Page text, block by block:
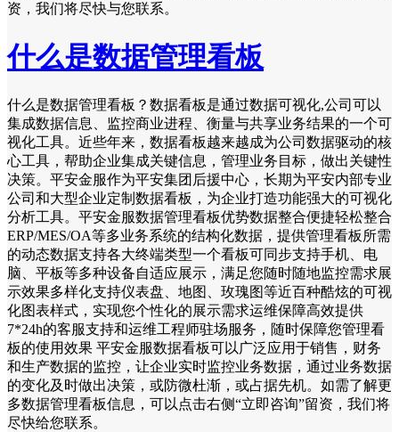
资，我们将尽快与您联系。
什么是数据管理看板
什么是数据管理看板？数据看板是通过数据可视化,公司可以
集成数据信息、监控商业进程、衡量与共享业务结果的一个可
视化工具。近些年来，数据看板越来越成为公司数据驱动的核
心工具，帮助企业集成关键信息，管理业务目标，做出关键性
决策。平安金服作为平安集团后援中心，长期为平安内部专业
公司和大型企业定制数据看板，为企业打造功能强大的可视化
分析工具。平安金服数据管理看板优势数据整合便捷轻松整合
ERP/MES/OA等多业务系统的结构化数据，提供管理看板所需
的动态数据支持各大终端类型一个看板可同步支持手机、电
脑、平板等多种设备自适应展示，满足您随时随地监控需求展
示效果多样化支持仪表盘、地图、玫瑰图等近百种酷炫的可视
化图表样式，实现您个性化的展示需求运维保障高效提供
7*24h的客服支持和运维工程师驻场服务，随时保障您管理看
板的使用效果 平安金服数据看板可以广泛应用于销售，财务
和生产数据的监控，让企业实时监控业务数据，通过业务数据
的变化及时做出决策，或防微杜渐，或占据先机。如需了解更
多数据管理看板信息，可以点击右侧“立即咨询”留资，我们将
尽快给您联系。